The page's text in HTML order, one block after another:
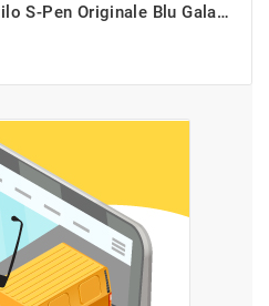
Penna Stilo S-Pen Originale Blu Galaxy Note 9 (SM-N960)